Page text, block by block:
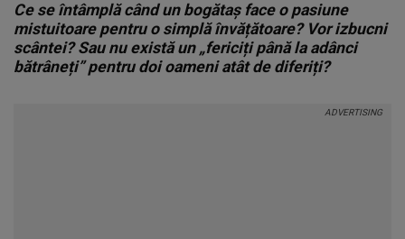
Ce se întâmplă când un bogătaș face o pasiune
mistuitoare pentru o simplă învățătoare? Vor izbucni
scântei? Sau nu există un „fericiți până la adânci
bătrâneți” pentru doi oameni atât de diferiți?